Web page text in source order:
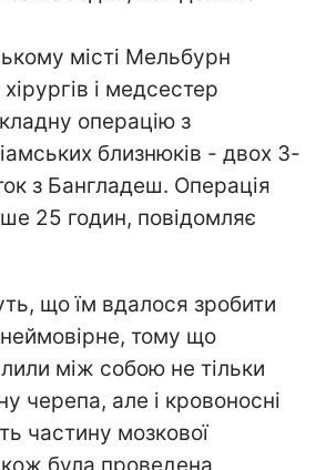
місті Мельбурн
і медсестер
операцію з
близнюків - двох 3-
з Бангладеш. Операція
25 годин, повідомляє
що їм вдалося зробити
тому що
між собою не тільки
черепа, але і кровоносні
частину мозкової
була проведена